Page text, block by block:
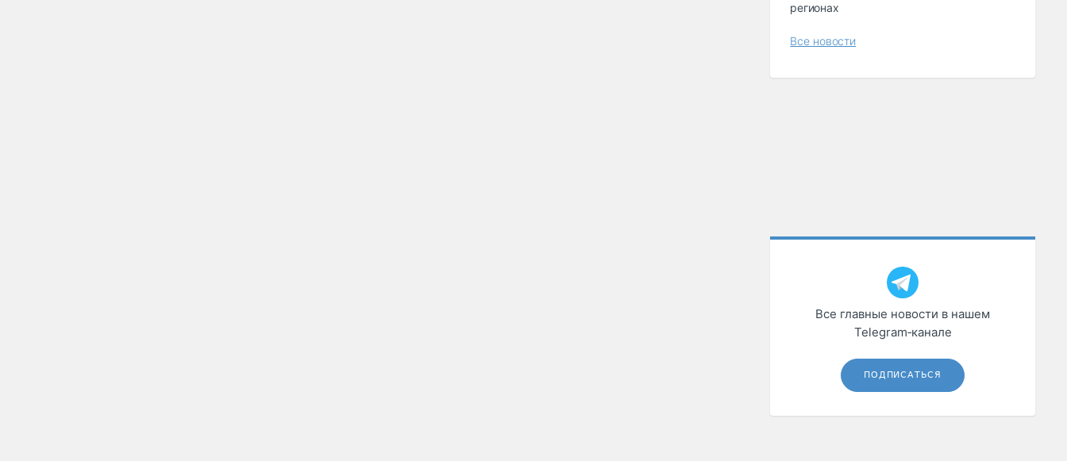
регионах
Все новости
Все главные новости в нашем
Telegram‑канале
ПОДПИСАТЬСЯ